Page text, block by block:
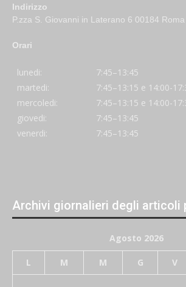
Indirizzo
P.zza S. Giovanni in Laterano 6 00184 Roma
Orari
lunedi:
7:45–13:45
martedi:
7:45–13:15 e 14:00-
mercoledi:
7:45–13:15 e 14:00-
giovedi:
7:45–13:45
venerdi:
7:45–13:45
Archivi giornalieri degli articoli
Agosto 2026
L M M G V